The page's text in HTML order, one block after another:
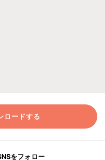
ロードする
をフォロー